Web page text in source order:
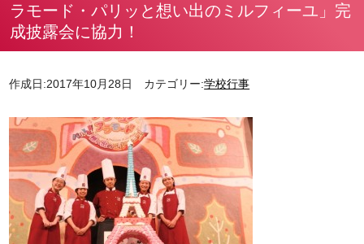
ラモード・パリッと想い出のミルフィーユ」完
成披露会に協力！
作成日:2017年10月28日 カテゴリー:学校行事